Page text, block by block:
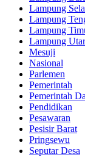
Lampung
Lampung
Lampung
Lampung
Mesuji
Nasional
Parlemen
Pemerintah
Pemerintah
Pendidikan
Pesawaran
Pesisir Barat
Pringsewu
Seputar Desa